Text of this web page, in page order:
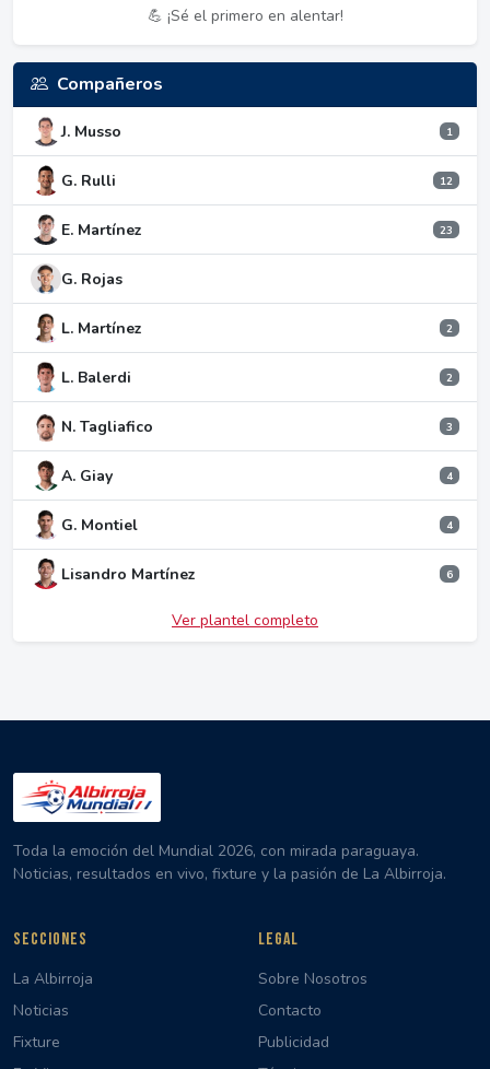
💪 ¡Sé el primero en alentar!
Compañeros
J. Musso 1
G. Rulli 12
E. Martínez 23
G. Rojas
L. Martínez 2
L. Balerdi 2
N. Tagliafico 3
A. Giay 4
G. Montiel 4
Lisandro Martínez 6
Ver plantel completo
Toda la emoción del Mundial 2026, con mirada paraguaya.
Noticias, resultados en vivo, fixture y la pasión de La Albirroja.
SECCIONES
La Albirroja
Noticias
Fixture
LEGAL
Sobre Nosotros
Contacto
Publicidad